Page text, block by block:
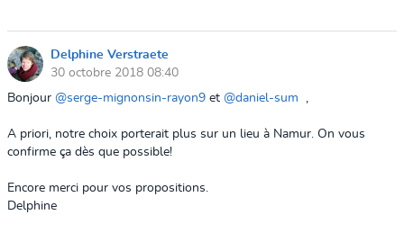
Delphine Verstraete
30 octobre 2018 08:40
Bonjour @serge-mignonsin-rayon9 et @daniel-sum ,
A priori, notre choix porterait plus sur un lieu à Namur. On vous
confirme ça dès que possible!
Encore merci pour vos propositions.
Delphine